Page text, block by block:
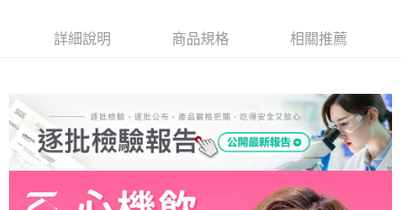
ATM付款
全家取貨付款
每筆NT$90，滿NT$999(含以上)免運費
付款後全家取貨
每筆NT$90，滿NT$999(含以上)免運費
詳細說明 商品規格 相關推薦